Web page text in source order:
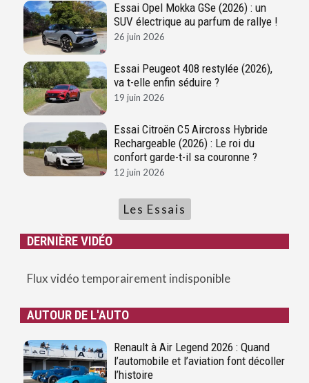
Essai Opel Mokka GSe (2026) : un
SUV électrique au parfum de rallye !
26 juin 2026
Essai Peugeot 408 restylée (2026),
va t-elle enfin séduire ?
19 juin 2026
Essai Citroën C5 Aircross Hybride
Rechargeable (2026) : Le roi du
confort garde-t-il sa couronne ?
12 juin 2026
Les Essais
DERNIÈRE VIDÉO
Flux vidéo temporairement indisponible
AUTOUR DE L'AUTO
Renault à Air Legend 2026 : Quand
l’automobile et l’aviation font décoller
l’histoire